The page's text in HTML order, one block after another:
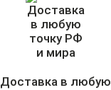
Доставка в любую